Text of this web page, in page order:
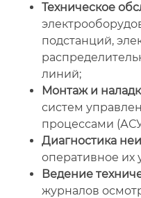
Техническое
подстанций,
линий;
Монтаж и
систем
процессами
Диагностика
оперативное их
Ведение
журналов